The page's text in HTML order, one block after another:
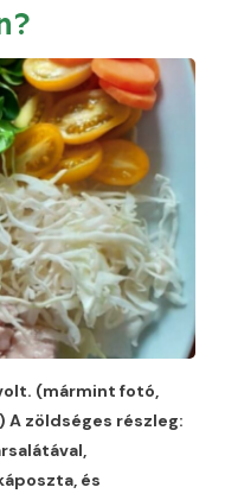
(mármint fotó,
zöldséges részleg:
és